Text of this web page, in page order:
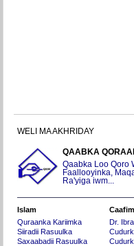
WELI MA AKHRIDAY
QAABKA
Qaabka Loo Qoro
Faallooyinka,
Ra'yiga iwm...
Islam
Quraanka Kariimka
Siiradii Rasuulka
Saxaabadii Rasuulka
Dr.